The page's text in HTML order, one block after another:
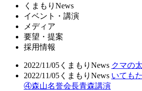
くまもりNews
イベント・講演
メディア
要望・提案
採用情報
2022/11/05 くまもりNews クマの
2022/11/05 くまもりNews いても
④森山名誉会長青森講演